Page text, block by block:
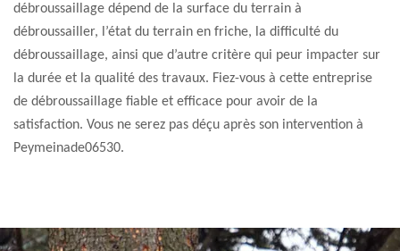
débroussaillage dépend de la surface du terrain à
débroussailler, l’état du terrain en friche, la difficulté du
débroussaillage, ainsi que d’autre critère qui peur impacter sur
la durée et la qualité des travaux. Fiez-vous à cette entreprise
de débroussaillage fiable et efficace pour avoir de la
satisfaction. Vous ne serez pas déçu après son intervention à
Peymeinade06530.